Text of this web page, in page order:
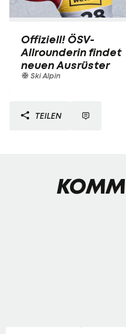
Offiziell! ÖSV-
Allrounderin findet
neuen Ausrüster
Ski Alpin
TEILEN